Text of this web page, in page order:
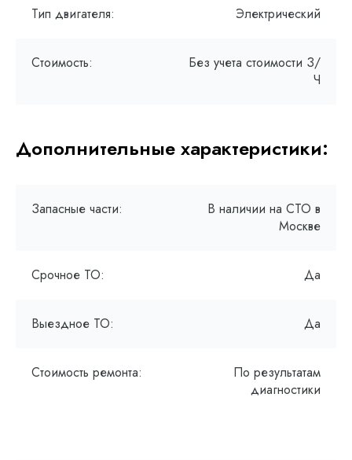
Тип двигателя: Электрический
Стоимость:
Без учета стоимости З/
Ч
Дополнительные характеристики:
Запасные части:
В наличии на СТО в
Москве
Срочное ТО: Да
Выездное ТО: Да
Стоимость ремонта:
По результатам
диагностики